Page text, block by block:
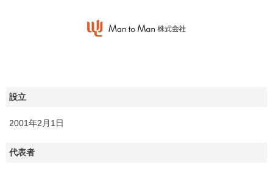
設立
2001年2月1日
代表者